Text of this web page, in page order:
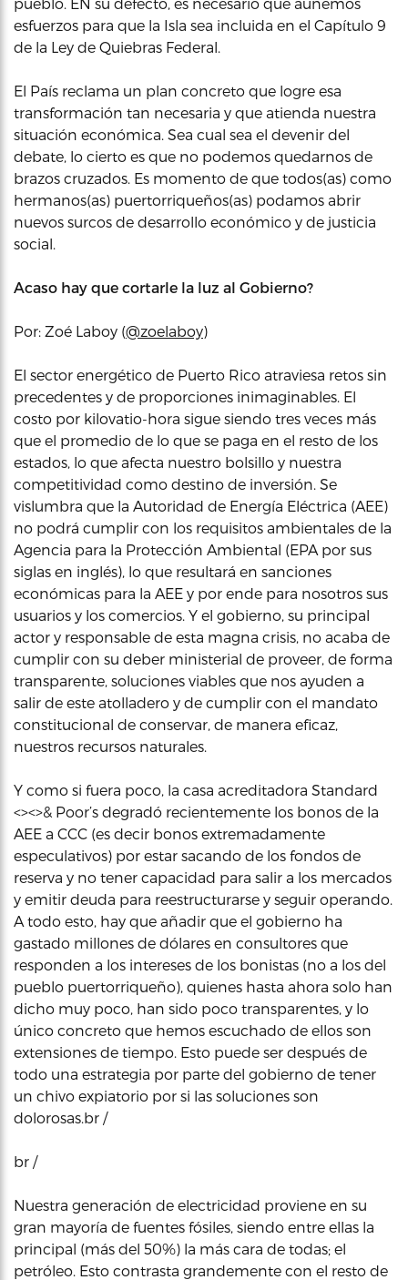
esfuerzos para que la Isla sea incluida en el Capítulo 9
de la Ley de Quiebras Federal.
El País reclama un plan concreto que logre esa
transformación tan necesaria y que atienda nuestra
situación económica. Sea cual sea el devenir del
debate, lo cierto es que no podemos quedarnos de
brazos cruzados. Es momento de que todos(as) como
hermanos(as) puertorriqueños(as) podamos abrir
nuevos surcos de desarrollo económico y de justicia
social.
Acaso hay que cortarle la luz al Gobierno?
Por: Zoé Laboy (@zoelaboy)
El sector energético de Puerto Rico atraviesa retos sin
precedentes y de proporciones inimaginables. El
costo por kilovatio-hora sigue siendo tres veces más
que el promedio de lo que se paga en el resto de los
estados, lo que afecta nuestro bolsillo y nuestra
competitividad como destino de inversión. Se
vislumbra que la Autoridad de Energía Eléctrica (AEE)
no podrá cumplir con los requisitos ambientales de la
Agencia para la Protección Ambiental (EPA por sus
siglas en inglés), lo que resultará en sanciones
económicas para la AEE y por ende para nosotros sus
usuarios y los comercios. Y el gobierno, su principal
actor y responsable de esta magna crisis, no acaba de
cumplir con su deber ministerial de proveer, de forma
transparente, soluciones viables que nos ayuden a
salir de este atolladero y de cumplir con el mandato
constitucional de conservar, de manera eficaz,
nuestros recursos naturales.
Y como si fuera poco, la casa acreditadora Standard
<><>& Poor’s degradó recientemente los bonos de la
AEE a CCC (es decir bonos extremadamente
especulativos) por estar sacando de los fondos de
reserva y no tener capacidad para salir a los mercados
y emitir deuda para reestructurarse y seguir operando.
A todo esto, hay que añadir que el gobierno ha
gastado millones de dólares en consultores que
responden a los intereses de los bonistas (no a los del
pueblo puertorriqueño), quienes hasta ahora solo han
dicho muy poco, han sido poco transparentes, y lo
único concreto que hemos escuchado de ellos son
extensiones de tiempo. Esto puede ser después de
todo una estrategia por parte del gobierno de tener
un chivo expiatorio por si las soluciones son
dolorosas.br /
br /
Nuestra generación de electricidad proviene en su
gran mayoría de fuentes fósiles, siendo entre ellas la
principal (más del 50%) la más cara de todas; el
petróleo. Esto contrasta grandemente con el resto de